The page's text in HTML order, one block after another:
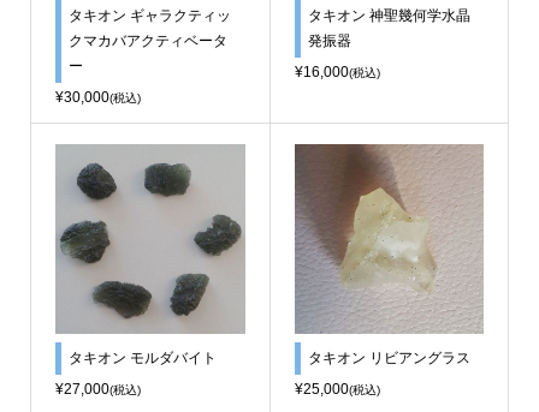
タキオン ギャラクティッ
クマカバアクティベータ
ー
¥30,000(税込)
タキオン 神聖幾何学水晶
発振器
¥16,000(税込)
タキオン モルダバイト
¥27,000(税込)
タキオン リビアングラス
¥25,000(税込)